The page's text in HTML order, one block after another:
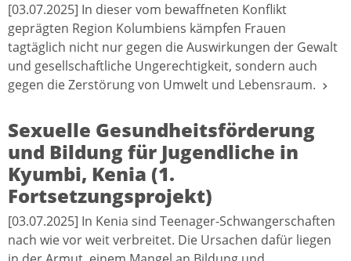
[03.07.2025] In dieser vom bewaffneten Konflikt
geprägten Region Kolumbiens kämpfen Frauen
tagtäglich nicht nur gegen die Auswirkungen der Gewalt
und gesellschaftliche Ungerechtigkeit, sondern auch
gegen die Zerstörung von Umwelt und Lebensraum.
Sexuelle Gesundheitsförderung
und Bildung für Jugendliche in
Kyumbi, Kenia (1.
Fortsetzungsprojekt)
[03.07.2025] In Kenia sind Teenager-Schwangerschaften
nach wie vor weit verbreitet. Die Ursachen dafür liegen